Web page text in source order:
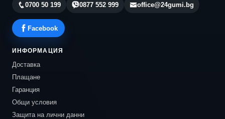
0700 50 199 0877 552 999 office@24gumi.bg
Facebook
ИНФОРМАЦИЯ
Доставка
Плащане
Гаранция
Общи условия
Защита на лични данни